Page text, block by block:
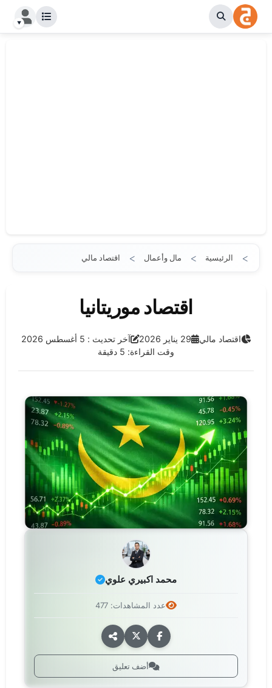
اقتصاد مالي مال وأعمال الرئيسية
اقتصاد موريتانيا
الفئة:اقتصاد ماليتاريخ النشر:
29 يناير 2026 آخر تحديث:
آخر تحديث : 5 أغسطس 2026
وقت القراءة: 5 دقيقة
محمد اكبيري علوي
عدد المشاهدات: 477
أضف تعليق